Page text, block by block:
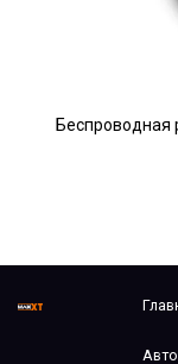
Беспроводная